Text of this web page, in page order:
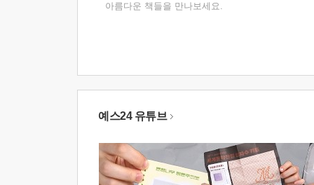
아름다운 책들을 만나보세요.
예스24 유튜브